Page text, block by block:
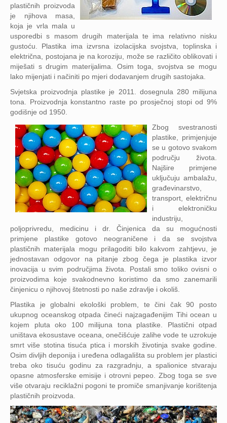
plastičnih proizvoda
je njihova masa,
koja je vrla mala u
usporedbi s masom drugih materijala te ima relativno nisku
gustoću. Plastika ima izvrsna izolacijska svojstva, toplinska i
električna, postojana je na koroziju, može se različito oblikovati i
miješati s drugim materijalima. Osim toga, svojstva se mogu
lako mijenjati i načiniti po mjeri dodavanjem drugih sastojaka.
Svjetska proizvodnja plastike je 2011. dosegnula 280 milijuna
tona. Proizvodnja konstantno raste po prosječnoj stopi od 9%
godišnje od 1950.
Zbog svestranosti
plastike, primjenjuje
se u gotovo svakom
području života.
Najšire primjene
uključuju ambalažu,
građevinarstvo,
transport, električnu
i elektroničku
industriju,
poljoprivredu, medicinu i dr. Činjenica da su mogućnosti
primjene plastike gotovo neograničene i da se svojstva
plastičnih materijala mogu prilagoditi bilo kakvom zahtjevu, je
jednostavan odgovor na pitanje zbog čega je plastika izvor
inovacija u svim područjima života. Postali smo toliko ovisni o
proizvodima koje svakodnevno koristimo da smo zanemarili
činjenicu o njihovoj štetnosti po naše zdravlje i okoliš.
Plastika je globalni ekološki problem, te čini čak 90 posto
ukupnog oceanskog otpada čineći najzagađenijim Tihi ocean u
kojem pluta oko 100 milijuna tona plastike. Plastični otpad
uništava ekosustave oceana, onečišćuje zalihe vode te uzrokuje
smrt više stotina tisuća ptica i morskih životinja svake godine.
Osim divljih deponija i uređena odlagališta su problem jer plastici
treba oko tisuću godinu za razgradnju, a spalionice stvaraju
opasne atmosferske emisije i otrovni pepeo. Zbog toga se sve
više otvaraju reciklažni pogoni te promiče smanjivanje korištenja
plastičnih proizvoda.